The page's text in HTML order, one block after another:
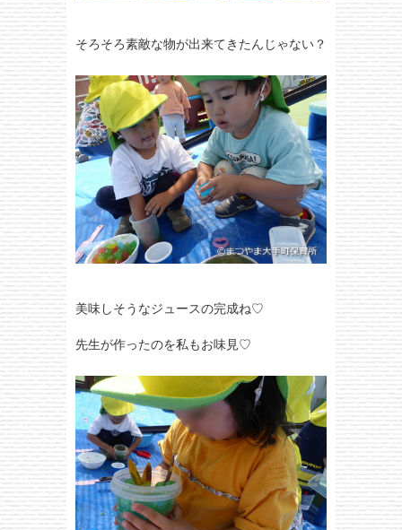
そろそろ素敵な物が出来てきたんじゃない？
美味しそうなジュースの完成ね♡
先生が作ったのを私もお味見♡